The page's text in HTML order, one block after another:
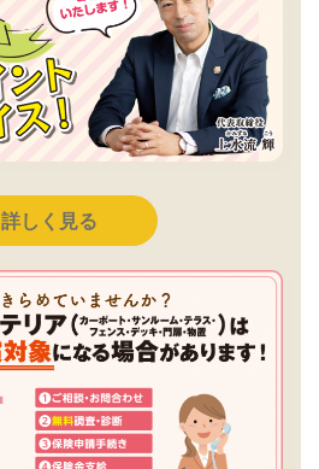
詳しく見る